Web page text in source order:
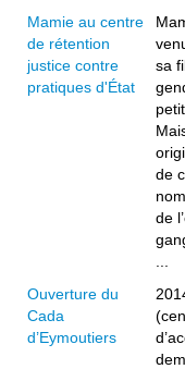
Mamie au centre
de rétention
justice contre
pratiques d'État
sa
de
de
Ouverture du
Cada
d’Eymoutiers